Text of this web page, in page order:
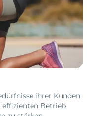
ihrer Kunden
Betrieb